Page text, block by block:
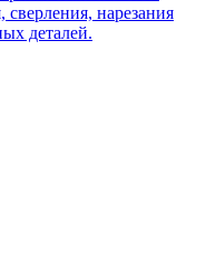
сверления, нарезания
деталей.